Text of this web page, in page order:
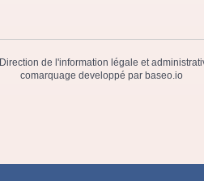
Direction de l'information légale et
comarquage developpé par baseo.io